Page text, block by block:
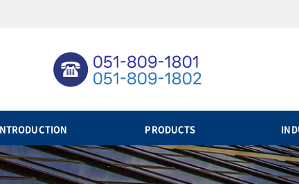
PRODUCTS